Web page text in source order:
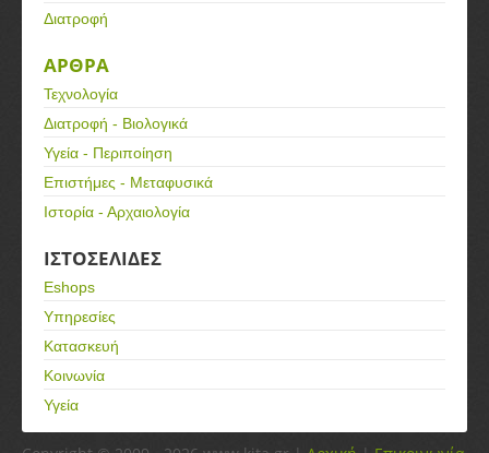
Διατροφή
ΑΡΘΡΑ
Τεχνολογία
Διατροφή - Βιολογικά
Υγεία - Περιποίηση
Επιστήμες - Μεταφυσικά
Ιστορία - Αρχαιολογία
ΙΣΤΟΣΕΛΙΔΕΣ
Eshops
Υπηρεσίες
Κατασκευή
Κοινωνία
Υγεία